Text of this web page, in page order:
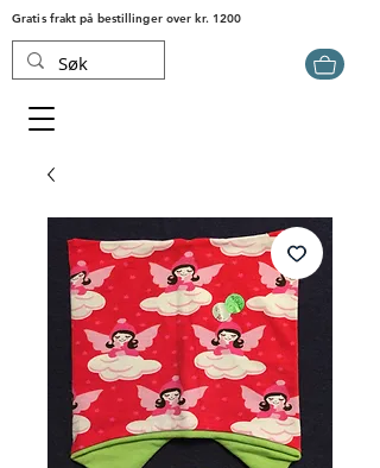
Gratis frakt på bestillinger over kr. 1200